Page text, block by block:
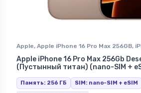
Apple, Apple iPhone 16 Pro Max 256GB,
iPhone в Ставрополе
Apple iPhone 16 Pro Max 256Gb
(Пустынный титан) (nano-SIM +
Память: 256 ГБ SIM: nano-SIM + eSIM